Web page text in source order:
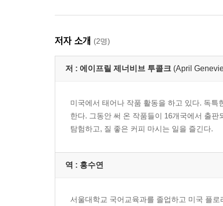
저자 소개 (2명)
저 : 에이프릴 제너비브 투콜크 (April
미국에서 태어나 작품 활동을 하고 있다. 독
한다. 그동안 써 온 작품들이 16개국에서 출
탐험하고, 질 좋은 커피 마시는 일을 즐긴다.
역 : 홍수연
서울대학교 국어교육과를 졸업하고 미국 플